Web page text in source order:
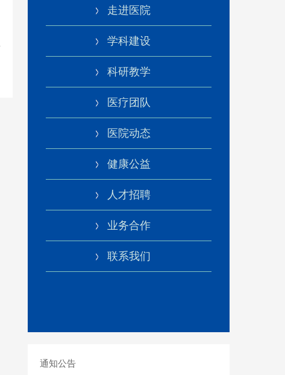
走进医院
学科建设
科研教学
医疗团队
医院动态
健康公益
人才招聘
业务合作
联系我们
通知公告